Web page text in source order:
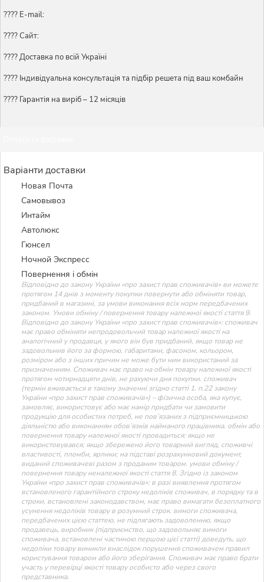
???? E-mail:
???? Сайт:
???? Доставка по всій Україні
????️ Індивідуальна консультація та підбір решета під ваш комбайн
???? Гарантія на виріб – 12 місяців
Варіанти доставки
Новая Почта
Самовывоз
Интайм
Автолюкс
Гюнсел
Ночной Экспресс
Повернення і обмін
Відповідно до закону України «про захист прав споживачів» ви можете
протягом 14 днів з моменту покупки повернути або обміняти товар,
придбаний в магазині, за умови виконання всіх норм передбачених
законом. Умови обміну / повернення товару належної якості стаття 9.
Відповідно до закону України «про захист прав споживачів»: споживач
має право обміняти непродовольчий товар належної якості на
аналогічний у продавця, у якого він був придбаний, якщо товар не
задовольнив його за формою, габаритами, фасоном, кольором,
розміром або з інших причин не може бути ним використаний за
призначенням. Споживач має право на обмін товару належної якості
протягом чотирнадцяти днів, не рахуючи дня покупки. споживач
(термін вживається в такому значенні згідно статті 1. п.22 закону
України «про захист прав споживачів») – фізична особа, яка купує,
замовляє, використовує або має намір придбати чи замовити
продукцію для особистих потреб, не пов’язаних з підприємницькою
діяльністю або виконанням обов’язків найманого працівника. обмін або
повернення товару належної якості провадиться: якщо не
використовувався; якщо збережено його товарний вигляд, споживчі
властивості, пломби, ярлики; на підставі розрахунковий документ,
виданий споживачеві разом з проданим товаром. умови обміну /
повернення товару неналежної якості стаття 8. Згідно із законом
України «про захист прав споживачів»: в разі виявлення протягом
встановленого гарантійного строку недоліків споживач, в порядку та в
строки, встановлені законодавством, має право вимагати безоплатного
усунення недоліків товару в розумний строк. вимоги споживача,
передбачених цією статтею, не підлягають задоволенню, якщо
продавець, виробник (підприємство, що задовольняє вимоги
споживача, встановлені частиною першою цієї статті) доведуть, що
недоліки товару виникли внаслідок порушення споживачем правил
користування товаром або його зберігання. Споживач має право брати
участь у перевірці якості товару особисто або через свого
представника.